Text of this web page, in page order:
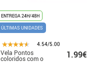
ENTREGA 24H/48H
ÚLTIMAS UNIDADES
4.54/5.00
Vela Pontos
coloridos com o 1.99€